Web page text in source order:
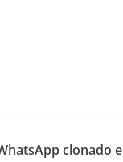
clonado e